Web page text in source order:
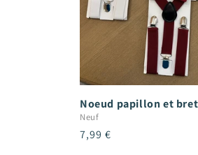
Noeud papillon et
Neuf
Prix
7,99 €